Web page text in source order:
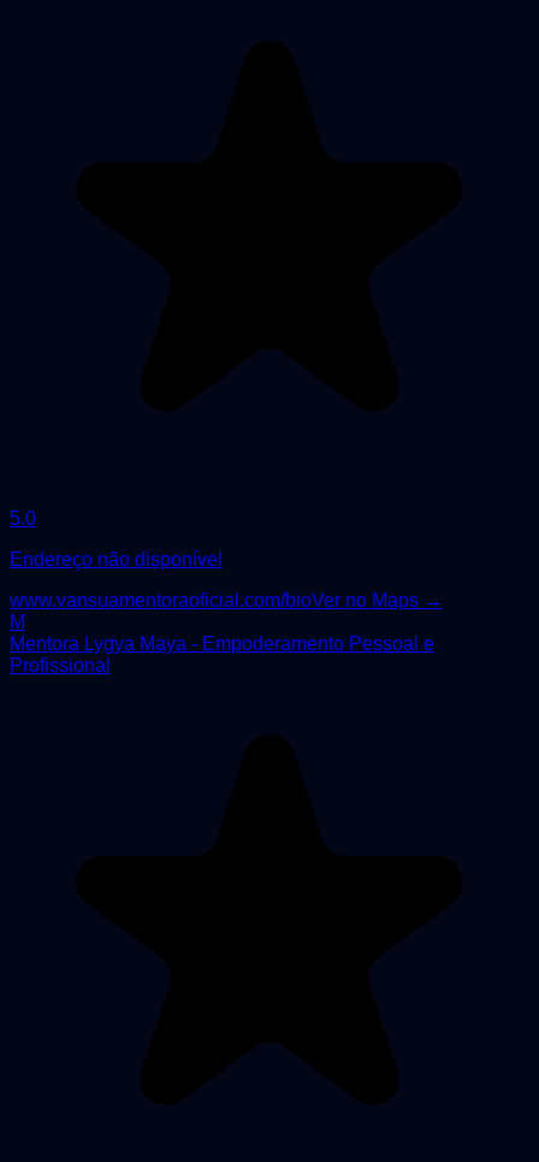
5.0
Endereço não disponível
www.vansuamentoraoficial.com/bioVer no Maps →
M
Mentora Lygya Maya - Empoderamento Pessoal e
Profissional